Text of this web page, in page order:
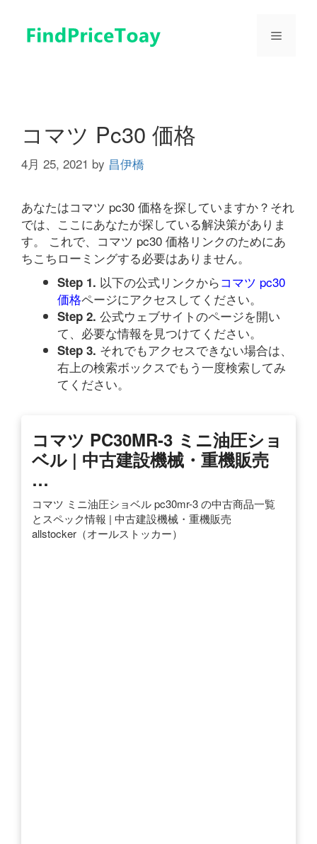
メ
コマツ Pc30 価格
4月 25, 2021 by 昌伊橋
あなたはコマツ pc30 価格を探していますか？それ
では、ここにあなたが探している解決策がありま
す。 これで、コマツ pc30 価格リンクのためにあ
ちこちローミングする必要はありません。
Step 1. 以下の公式リンクからコマツ pc30
価格ページにアクセスしてください。
Step 2. 公式ウェブサイトのページを開い
て、必要な情報を見つけてください。
Step 3. それでもアクセスできない場合は、
右上の検索ボックスでもう一度検索してみ
てください。
コマツ PC30MR-3 ミニ油圧ショ
ベル | 中古建設機械・重機販売
…
コマツ ミニ油圧ショベル pc30mr-3 の中古商品一覧
とスペック情報 | 中古建設機械・重機販売
allstocker（オールストッカー）